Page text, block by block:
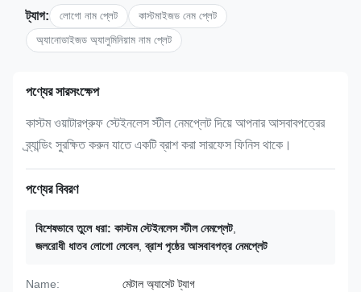
ট্যাগ: লোগো নাম প্লেট
কাস্টমাইজড নেম প্লেট
অ্যানোডাইজড অ্যালুমিনিয়াম নাম প্লেট
পণ্যের সারসংক্ষেপ
কাস্টম ওয়াটারপ্রুফ স্টেইনলেস স্টীল নেমপ্লেট দিয়ে আপনার আসবাবপত্রের
ব্র্যান্ডিং সুরক্ষিত করুন যাতে একটি ব্রাশ করা সারফেস ফিনিস থাকে।
পণ্যের বিবরণ
বিশেষভাবে তুলে ধরা: কাস্টম স্টেইনলেস স্টীল নেমপ্লেট,
জলরোধী ধাতব লোগো লেবেল,ব্রাশ পৃষ্ঠের আসবাবপত্র নেমপ্লেট
Name:
মেটাল অ্যাসেট ট্যাগ